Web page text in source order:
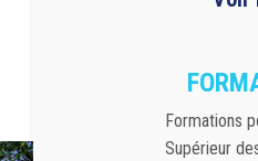
Formations
Supérieur